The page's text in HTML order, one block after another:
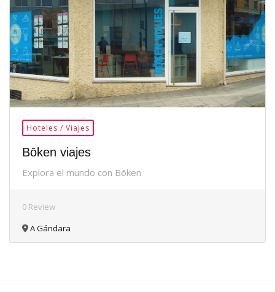
Hoteles / Viajes
Bōken viajes
Explora el mundo con Bōken
0 Review
A Gándara